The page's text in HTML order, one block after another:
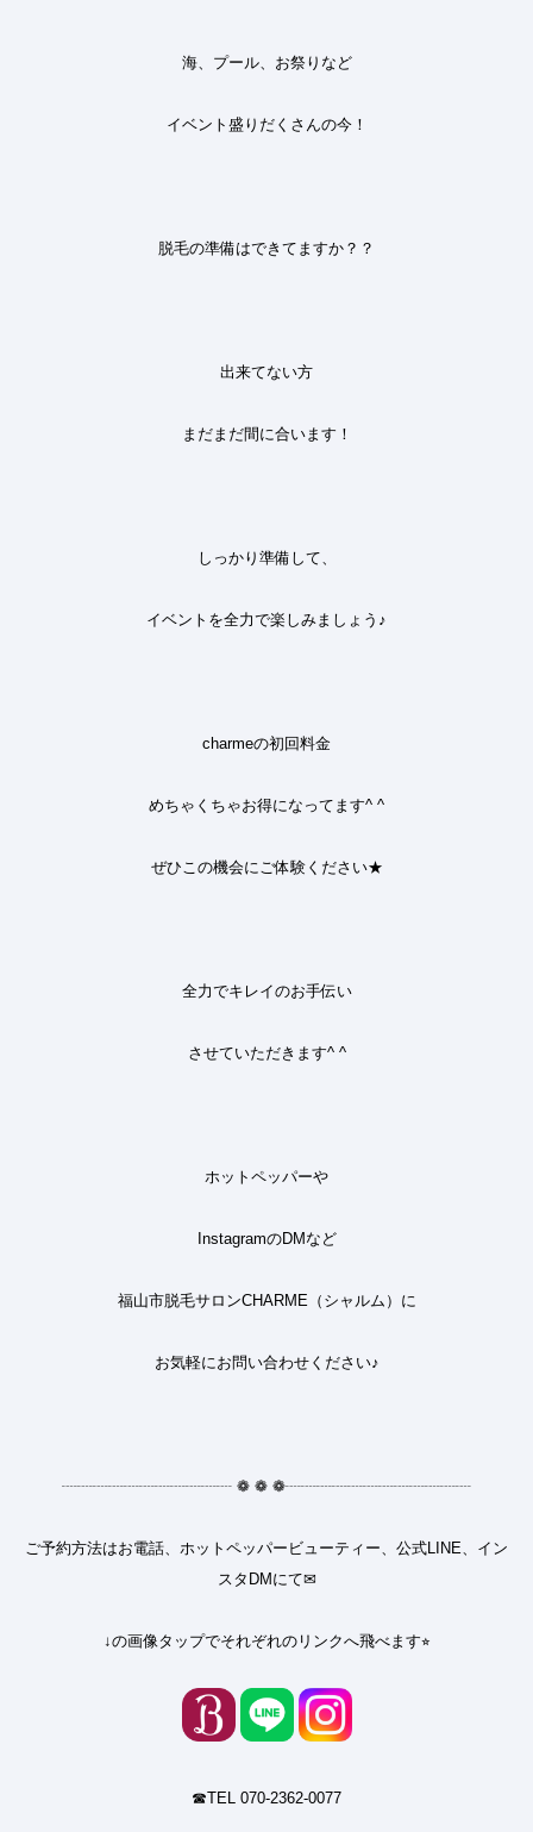
海、プール、お祭りなど
イベント盛りだくさんの今！
脱毛の準備はできてますか？？
出来てない方
まだまだ間に合います ！
しっかり準備して、
イベントを全力で楽しみましょう ♪
charmeの初回料金
めちゃくちゃお得になってます^ ^
ぜひこの機会にご体験ください★
全力でキレイのお手伝い
させていただきます^ ^
ホットペッパーや
InstagramのDMなど
福山市脱毛サロンCHARME（シャルム）に
お気軽にお問い合わせください♪
┈┈┈┈┈┈┈┈┈┈┈ ❁ ❁ ❁┈┈┈┈┈┈┈┈┈┈┈┈
ご予約方法はお電話、ホットペッパービューティー、公式LINE、イン
スタDMにて✉︎
↓の画像タップでそれぞれのリンクへ飛べます⭐︎
☎︎TEL 070-2362-0077